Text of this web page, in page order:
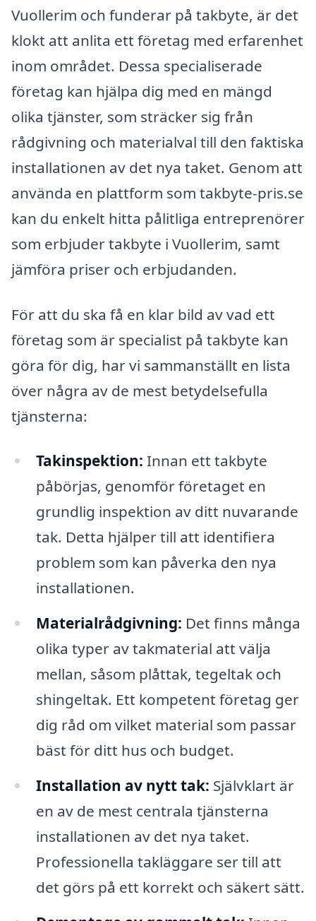
Vuollerim och funderar på takbyte, är det
klokt att anlita ett företag med erfarenhet
inom området. Dessa specialiserade
företag kan hjälpa dig med en mängd
olika tjänster, som sträcker sig från
rådgivning och materialval till den faktiska
installationen av det nya taket. Genom att
använda en plattform som takbyte-pris.se
kan du enkelt hitta pålitliga entreprenörer
som erbjuder takbyte i Vuollerim, samt
jämföra priser och erbjudanden.
För att du ska få en klar bild av vad ett
företag som är specialist på takbyte kan
göra för dig, har vi sammanställt en lista
över några av de mest betydelsefulla
tjänsterna:
Takinspektion: Innan ett takbyte
påbörjas, genomför företaget en
grundlig inspektion av ditt nuvarande
tak. Detta hjälper till att identifiera
problem som kan påverka den nya
installationen.
Materialrådgivning: Det finns många
olika typer av takmaterial att välja
mellan, såsom plåttak, tegeltak och
shingeltak. Ett kompetent företag ger
dig råd om vilket material som passar
bäst för ditt hus och budget.
Installation av nytt tak: Självklart är
en av de mest centrala tjänsterna
installationen av det nya taket.
Professionella takläggare ser till att
det görs på ett korrekt och säkert sätt.